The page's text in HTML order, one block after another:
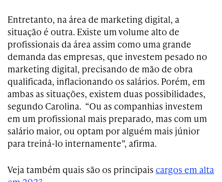
Entretanto, na área de marketing digital, a
situação é outra. Existe um volume alto de
profissionais da área assim como uma grande
demanda das empresas, que investem pesado no
marketing digital, precisando de mão de obra
qualificada, inflacionando os salários. Porém, em
ambas as situações, existem duas possibilidades,
segundo Carolina. “Ou as companhias investem
em um profissional mais preparado, mas com um
salário maior, ou optam por alguém mais júnior
para treiná-lo internamente”, afirma.
Veja também quais são os principais cargos em alta